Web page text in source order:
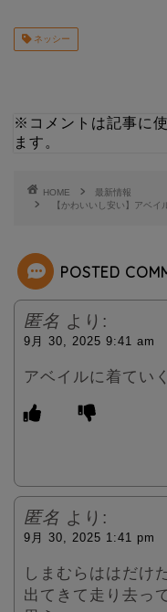
i
ネッシー
※コメントは記事に
ます。
HOME
最新情報
【かわいいし安い】アベ
POSTED
匿名 より:
9月 30, 2025 9:41 am
アベイルに着てい
匿名 より:
9月 30, 2025 1:41 pm
しまむらははだけ
出てきて走り去っ